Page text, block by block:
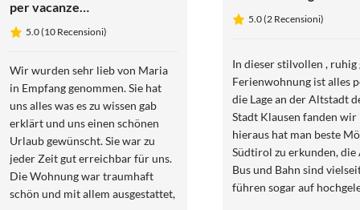
per vacanze
Carpe Diem
5.0 (10 Recensioni)
Wir wurden sehr lieb von Maria
in Empfang genommen. Sie hat
uns alles was es zu wissen gab
erklärt und uns einen schönen
Urlaub gewünscht. Sie war zu
jeder Zeit gut erreichbar für uns.
Die Wohnung war traumhaft
schön und mit allem ausgestattet,
Residenza
Laitacherhof
5.0 (2 Recensioni)
In dieser stilvollen , ruhig
Ferienwohnung ist alles perfekt, auch
die Lage an der Altstadt
Stadt Klausen fanden wir
hieraus hat man beste
Südtirol zu erkunden,
Bus und Bahn sind
führen sogar auf